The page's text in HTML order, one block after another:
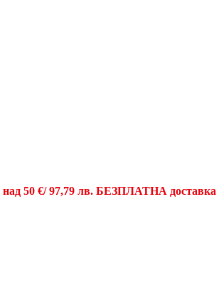
над 50 €/ 97,79 лв. БЕЗПЛАТНА доставка